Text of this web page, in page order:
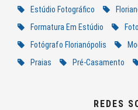
Estúdio Fotográfico
Formatura Em Estúdio
Fotógrafo Florianópolis
Praias
Pré-Casamento
REDES